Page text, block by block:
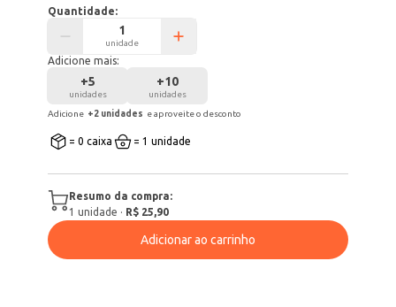
Quantidade:
unidade
Adicione mais:
+5
unidades
+10
unidades
Adicione +2 unidades e aproveite o desconto
= 0 caixa = 1 unidade
Resumo da compra:
1 unidade · R$ 25,90
Adicionar ao carrinho